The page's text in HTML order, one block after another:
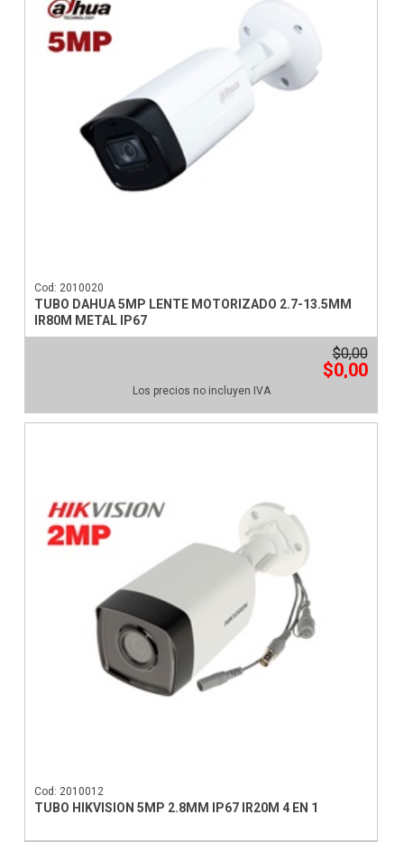
Cod: 2010020
TUBO DAHUA 5MP LENTE MOTORIZADO 2.7-13.5MM
IR80M METAL IP67
$0,00
$0,00
Los precios no incluyen IVA
Cod: 2010012
TUBO HIKVISION 5MP 2.8MM IP67 IR20M 4 EN 1